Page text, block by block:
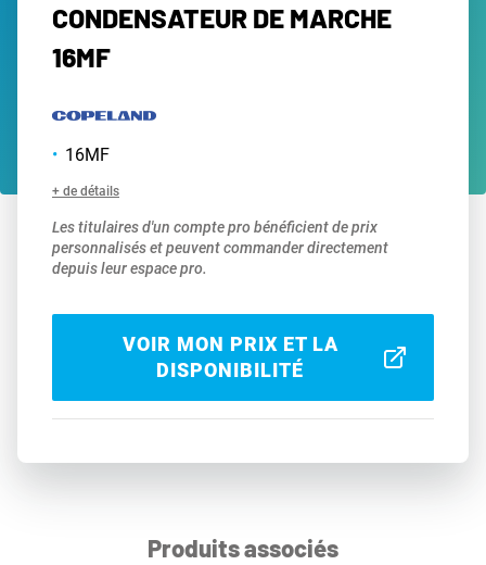
CONDENSATEUR DE MARCHE
16MF
16MF
+ de détails
Les titulaires d'un compte pro bénéficient de prix
personnalisés et peuvent commander directement
depuis leur espace pro.
VOIR MON PRIX ET LA
DISPONIBILITÉ
Produits associés